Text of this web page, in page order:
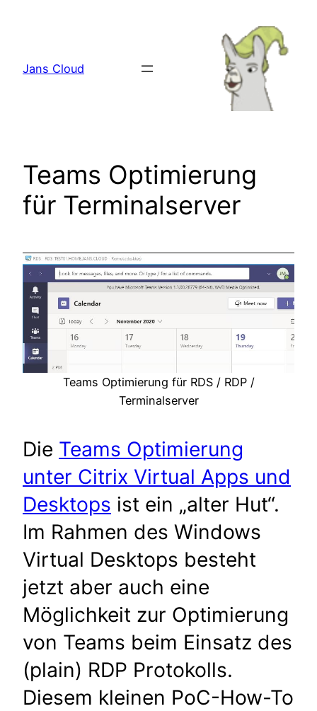
Jans Cloud
Teams Optimierung
für Terminalserver
Teams Optimierung für RDS / RDP /
Terminalserver
Die Teams Optimierung
unter Citrix Virtual Apps und
Desktops ist ein „alter Hut“.
Im Rahmen des Windows
Virtual Desktops besteht
jetzt aber auch eine
Möglichkeit zur Optimierung
von Teams beim Einsatz des
(plain) RDP Protokolls.
Diesem kleinen PoC-How-To